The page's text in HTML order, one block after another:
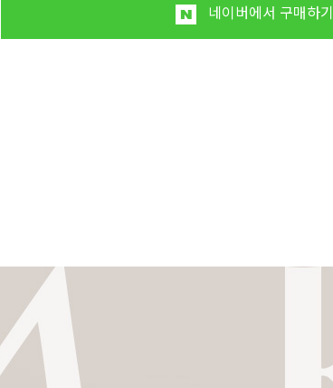
네이버에서 구매하기